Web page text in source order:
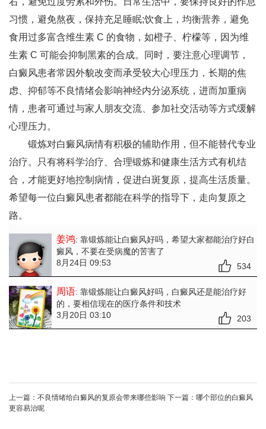
习惯，避免熬夜，保持充足睡眠;饮食上，均衡营养，避免
食用过多富含维生素 C 的食物，如橙子、柠檬等，因为维
生素 C 可能会抑制黑素的合成。同时，要注意心理调节，
白癜风患者常因外貌改变而承受较大心理压力，长期的焦
虑、抑郁等不良情绪会影响神经内分泌系统，进而加重病
情，患者可通过与家人朋友交流、参加社交活动等方式缓解
心理压力。
锻炼对白癜风病情有积极的辅助作用，但不能替代专业
治疗。只有将科学治疗、合理锻炼和健康生活方式有机结
合，才能更好地控制病情，促进白斑复原，提高生活质量。
希望每一位白癜风患者都能在科学的指导下，走向复原之
路。
姜鸿: 靠锻炼能让白癜风好吗，希望大家都能治疗好白
癜风，不要在受病魔的苦害了
8月24日 09:53
534
周语: 靠锻炼能让白癜风好吗，白癜风还是能治疗好
的，要相信现在的医疗条件和技术
3月20日 03:10
203
上一篇： 不良情绪给白癜风的复原会带来哪些影响 下一篇： 哪个部位的白癜风
更容易治呢